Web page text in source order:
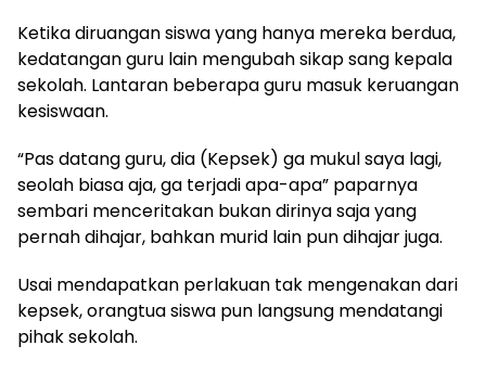
Ketika diruangan siswa yang hanya mereka berdua,
kedatangan guru lain mengubah sikap sang kepala
sekolah. Lantaran beberapa guru masuk keruangan
kesiswaan.
“Pas datang guru, dia (Kepsek) ga mukul saya lagi,
seolah biasa aja, ga terjadi apa-apa” paparnya
sembari menceritakan bukan dirinya saja yang
pernah dihajar, bahkan murid lain pun dihajar juga.
Usai mendapatkan perlakuan tak mengenakan dari
kepsek, orangtua siswa pun langsung mendatangi
pihak sekolah.